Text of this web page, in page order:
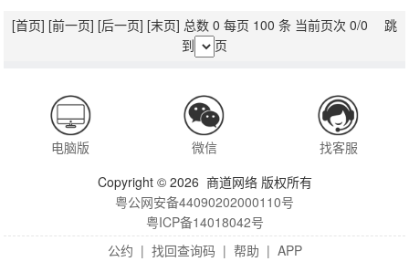
[首页] [前一页] [后一页] [末页] 总数 0 每页 100 条 当前页次 0/0 跳
到
页
电脑版 微信
找客服
Copyright © 2026 商道网络 版权所有
粤公网安备44090202000110号
粤ICP备14018042号
公约 | 找回查询码 | 帮助 | APP